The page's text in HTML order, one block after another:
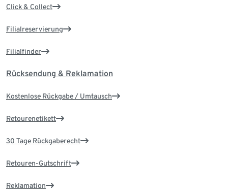
Click & Collect
Filialreservierung
Filialfinder
Rücksendung & Reklamation
Kostenlose Rückgabe / Umtausch
Retourenetikett
30 Tage Rückgaberecht
Retouren-Gutschrift
Reklamation